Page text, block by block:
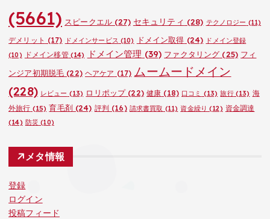
(5661) スピークエル(27) セキュリティ (28) テクノロジー (11)
デメリット (17) ドメインサービス (10) ドメイン取得 (24) ドメイン登録
(10)
ドメイン移管(14) ドメイン管理 (39) ファクタリング (25) フィ
ンジア初期脱毛 (22) ヘアケア (17) ムームードメイン
(228) レビュー (13) ロリポップ(22) 健康 (18) 口コミ (13) 旅行(13) 海
外旅行 (15) 育毛剤(24) 評判 (16) 請求書買取 (11) 資金繰り (12) 資金調達
(14) 防災 (10)
メタ情報
登録
ログイン
投稿フィード